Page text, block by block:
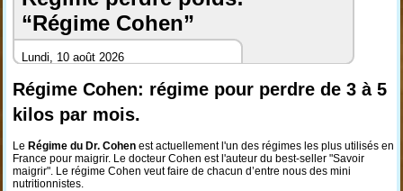
“Régime Cohen”
Lundi, 10 août 2026
Régime Cohen: régime pour perdre de 3 à 5
kilos par mois.
Le Régime du Dr. Cohen est actuellement l'un des régimes les plus utilisés en
France pour maigrir. Le docteur Cohen est l'auteur du best-seller "Savoir
maigrir". Le régime Cohen veut faire de chacun d’entre nous des mini
nutritionnistes.